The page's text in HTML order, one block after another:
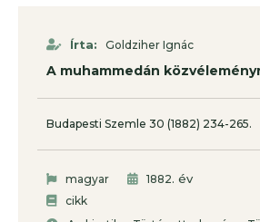
Írta: Goldziher Ignác
A muhammedán
Budapesti Szemle 30 (1882) 234-265.
magyar 1882. év
cikk